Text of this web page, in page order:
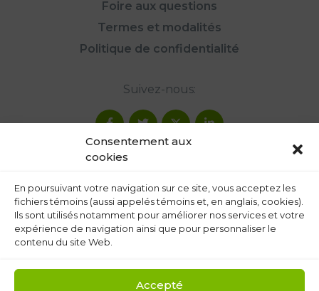
Consentement aux
cookies
En poursuivant votre navigation sur ce site, vous acceptez les
fichiers témoins (aussi appelés témoins et, en anglais, cookies).
Ils sont utilisés notamment pour améliorer nos services et votre
expérience de navigation ainsi que pour personnaliser le
contenu du site Web.
Accepté
Foire aux questions
Termes et modalités
Politique de confidentialité
Suivez-nous: